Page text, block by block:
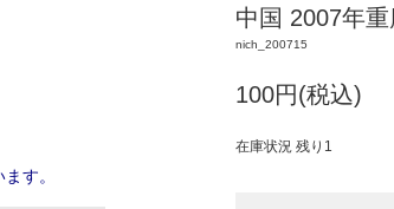
す。
中国 2007年
nich_200715
100円(税込)
在庫状況 残り1